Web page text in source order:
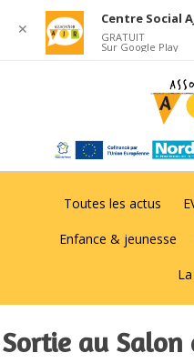
Toutes les actus
Enfance & jeunesse
Sortie au Salon
✕
Centre Social
GRATUIT
Sur Google Play